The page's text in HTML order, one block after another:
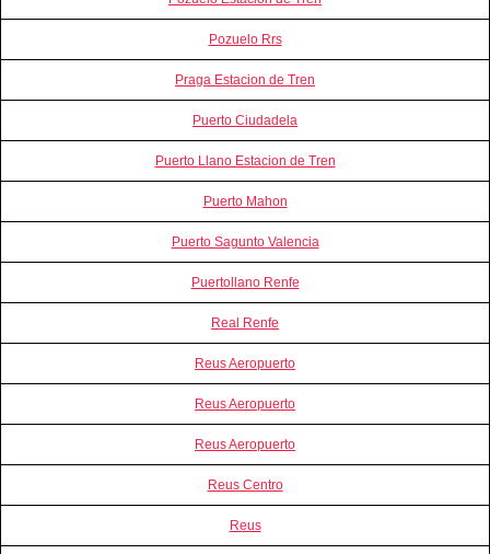
Pozuelo Rrs
Praga Estacion de Tren
Puerto Ciudadela
Puerto Llano Estacion de Tren
Puerto Mahon
Puerto Sagunto Valencia
Puertollano Renfe
Real Renfe
Reus Aeropuerto
Reus Aeropuerto
Reus Aeropuerto
Reus Centro
Reus